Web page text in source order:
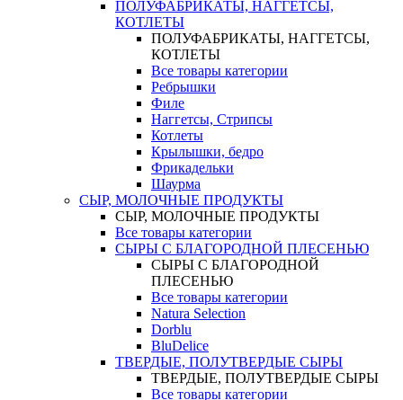
ПОЛУФАБРИКАТЫ, НАГГЕТСЫ,
КОТЛЕТЫ
ПОЛУФАБРИКАТЫ, НАГГЕТСЫ,
КОТЛЕТЫ
Все товары категории
Ребрышки
Филе
Наггетсы, Стрипсы
Котлеты
Крылышки, бедро
Фрикадельки
Шаурма
СЫР, МОЛОЧНЫЕ ПРОДУКТЫ
СЫР, МОЛОЧНЫЕ ПРОДУКТЫ
Все товары категории
СЫРЫ С БЛАГОРОДНОЙ ПЛЕСЕНЬЮ
СЫРЫ С БЛАГОРОДНОЙ
ПЛЕСЕНЬЮ
Все товары категории
Natura Selection
Dorblu
BluDelice
ТВЕРДЫЕ, ПОЛУТВЕРДЫЕ СЫРЫ
ТВЕРДЫЕ, ПОЛУТВЕРДЫЕ СЫРЫ
Все товары категории